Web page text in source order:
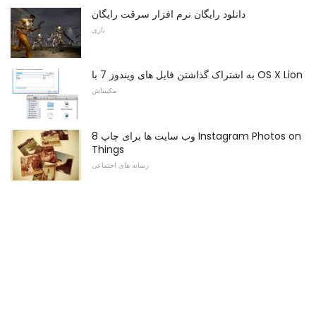
دانلود رایگان نرم افزار سرقت رایگان
بازی
به اشتراک گذاشتن فایل های ویندوز 7 با OS X Lion
مکینتاش
8 وب سایت ها برای چاپ Instagram Photos on
Things
رسانه های اجتماعی